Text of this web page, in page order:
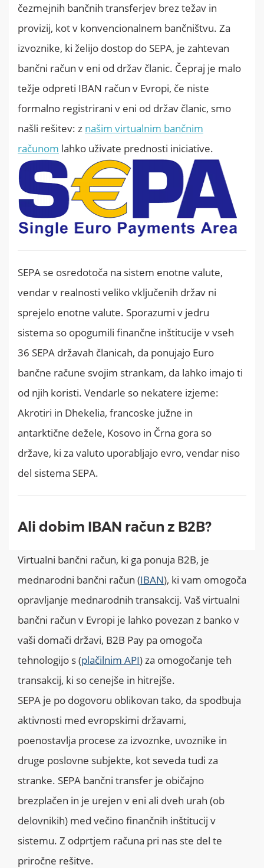
čezmejnih bančnih transferjev brez težav in
provizij, kot v konvencionalnem bančništvu. Za
izvoznike, ki želijo dostop do SEPA, je zahtevan
bančni račun v eni od držav članic. Čepraj je malo
težje odpreti IBAN račun v Evropi, če niste
formalno registrirani v eni od držav članic, smo
našli rešitev: z našim virtualnim bančnim
računom lahko uživate prednosti iniciative.
SEPA se osredotoča na sistem enotne valute,
vendar v realnosti veliko vključenih držav ni
sprejelo enotne valute. Sporazumi v jedru
sistema so opogumili finančne inštitucije v vseh
36 SEPA državah članicah, da ponujajo Euro
bančne račune svojim strankam, da lahko imajo ti
od njih koristi. Vendarle so nekatere izjeme:
Akrotiri in Dhekelia, francoske južne in
antarktične dežele, Kosovo in Črna gora so
države, ki za valuto uporabljajo evro, vendar niso
del sistema SEPA.
Ali dobim IBAN račun z B2B?
Virtualni bančni račun, ki ga ponuja B2B, je
mednarodni bančni račun (IBAN), ki vam omogoča
opravljanje mednarodnih transakcij. Vaš virtualni
bančni račun v Evropi je lahko povezan z banko v
vaši domači državi, B2B Pay pa omogoča
tehnologijo s (plačilnim API) za omogočanje teh
transakcij, ki so cenejše in hitrejše.
SEPA je po dogovoru oblikovan tako, da spodbuja
aktivnosti med evropskimi državami,
poenostavlja procese za izvoznke, uvoznike in
druge poslovne subjekte, kot seveda tudi za
stranke. SEPA bančni transfer je običajno
brezplačen in je urejen v eni ali dveh urah (ob
delovnikih) med večino finančnih inštitucij v
sistemu. Z odprtjem računa pri nas ste del te
priročne rešitve.